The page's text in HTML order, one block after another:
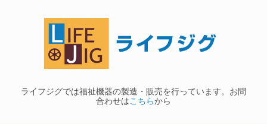
ライフジグでは福祉機器の製造・販売を行っています。お問
合わせはこちらから